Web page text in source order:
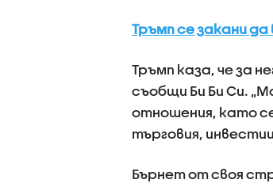
Тръмп се закани
Тръмп каза, че за
съобщи Би Би Си.
отношения, като
търговия,
Бърнет от своя